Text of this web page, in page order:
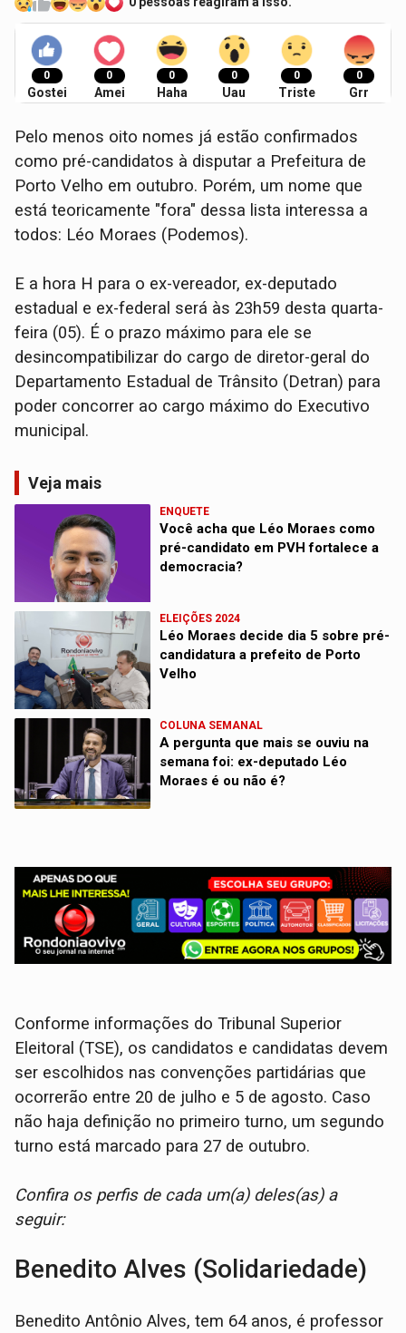
0
Gostei
0
Amei
0
Haha
0
Uau
0
Triste
0
Grr
Pelo menos oito nomes já estão confirmados
como pré-candidatos à disputar a Prefeitura de
Porto Velho em outubro. Porém, um nome que
está teoricamente "fora" dessa lista interessa a
todos: Léo Moraes (Podemos).
E a hora H para o ex-vereador, ex-deputado
estadual e ex-federal será às 23h59 desta quarta-
feira (05). É o prazo máximo para ele se
desincompatibilizar do cargo de diretor-geral do
Departamento Estadual de Trânsito (Detran) para
poder concorrer ao cargo máximo do Executivo
municipal.
Veja mais
ENQUETE
Você acha que Léo Moraes como
pré-candidato em PVH fortalece a
democracia?
ELEIÇÕES 2024
Léo Moraes decide dia 5 sobre pré-
candidatura a prefeito de Porto
Velho
COLUNA SEMANAL
A pergunta que mais se ouviu na
semana foi: ex-deputado Léo
Moraes é ou não é?
Conforme informações do Tribunal Superior
Eleitoral (TSE), os candidatos e candidatas devem
ser escolhidos nas convenções partidárias que
ocorrerão entre 20 de julho e 5 de agosto. Caso
não haja definição no primeiro turno, um segundo
turno está marcado para 27 de outubro.
Confira os perfis de cada um(a) deles(as) a
seguir:
Benedito Alves (Solidariedade)
Benedito Antônio Alves, tem 64 anos, é professor